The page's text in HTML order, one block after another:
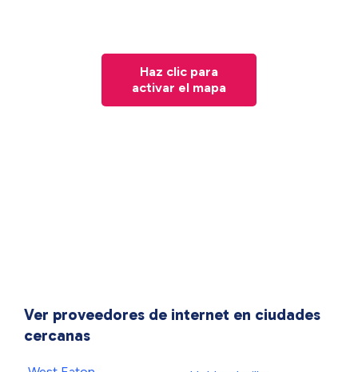
Haz clic para
activar el mapa
Ver proveedores de internet en ciudades
cercanas